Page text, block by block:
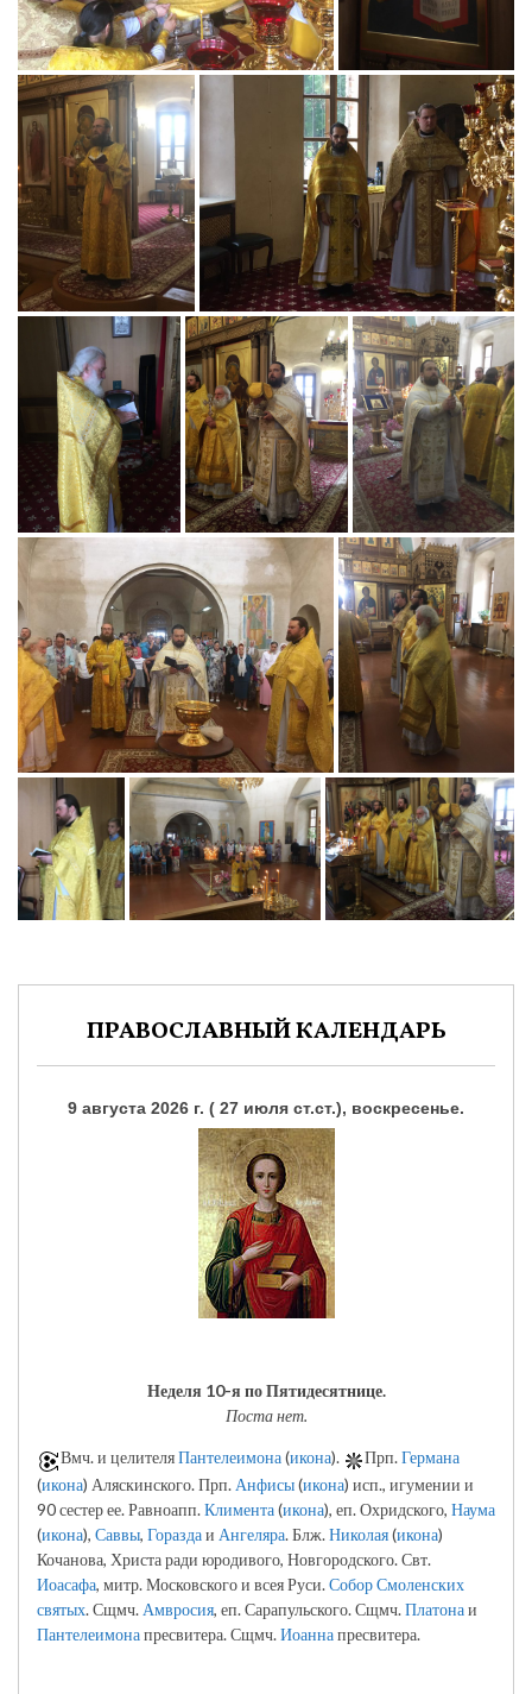
ПРАВОСЛАВНЫЙ КАЛЕНДАРЬ
9 августа 2026 г. ( 27 июля ст.ст.), воскресенье.
Неделя 10-я по Пятидесятнице.
Поста нет.
Вмч. и целителяПантелеимона(икона). Прп.Германа
(икона) Аляскинского. Прп.Анфисы(икона) исп., игумении и
90 сестер ее. Равноапп.Климента(икона), еп. Охридского, Наума
(икона), Саввы, Гораздаи Ангеляра. Блж.Николая(икона)
Кочанова, Христа ради юродивого, Новгородского. Свт.
Иоасафа, митр. Московского и всея Руси.Собор Смоленских
святых. Сщмч.Амвросия, еп. Сарапульского. Сщмч.Платонаи
Пантелеимонапресвитера. Сщмч.Иоаннапресвитера.